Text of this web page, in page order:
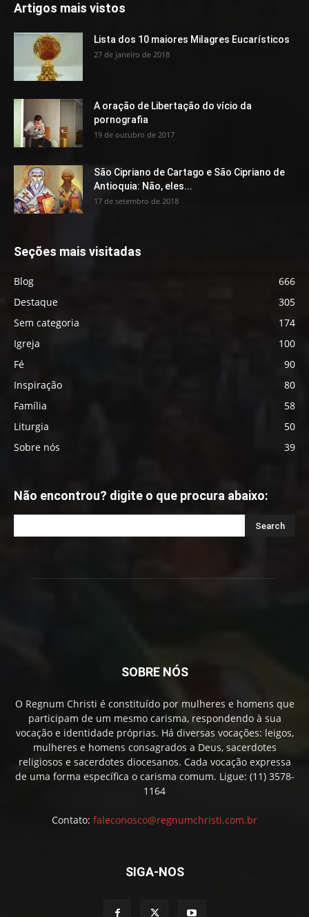
Artigos mais vistos
Lista dos 10 maiores Milagres Eucarísticos
27 de janeiro de 2018
A oração de Libertação do vício da
pornografia
19 de outubro de 2017
São Cipriano de Cartago e São Cipriano de
Antioquia: Não, eles...
17 de setembro de 2018
Seções mais visitadas
Blog
666
Destaque
305
Sem categoria
174
Igreja
100
Fé
90
Inspiração
80
Família
58
Liturgia
50
Sobre nós
39
Não encontrou? digite o que procura abaixo:
SOBRE NÓS
O Regnum Christi é constituído por mulheres e homens que
participam de um mesmo carisma, respondendo à sua
vocação e identidade próprias. Há diversas vocações: leigos,
mulheres e homens consagrados a Deus, sacerdotes
religiosos e sacerdotes diocesanos. Cada vocação expressa
de uma forma específica o carisma comum. Ligue: (11) 3578-
1164
Contato: faleconosco@regnumchristi.com.br
SIGA-NOS